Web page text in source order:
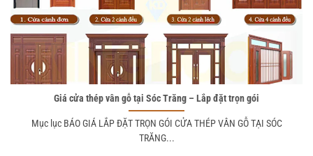
Giá cửa thép vân gỗ tại Sóc Trăng – Lắp đặt trọn gói
Mục lục BÁO GIÁ LẮP ĐẶT TRỌN GÓI CỬA THÉP VÂN GỖ TẠI SÓC
TRĂNG...